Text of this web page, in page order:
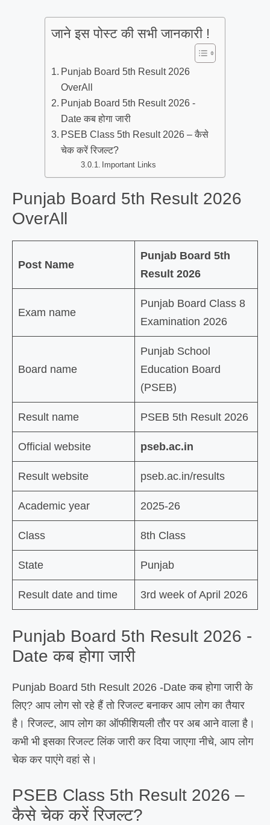
जाने इस पोस्ट की सभी जानकारी !
Punjab Board 5th Result 2026
OverAll
Punjab Board 5th Result 2026 -
Date कब होगा जारी
PSEB Class 5th Result 2026 – कैसे
चेक करें रिजल्ट?
Important Links
Punjab Board 5th Result 2026
OverAll
Post Name
Punjab Board 5th
Result 2026
Exam name
Punjab Board Class 8
Examination 2026
Board name
Punjab School
Education Board
(PSEB)
Result name PSEB 5th Result 2026
Official website pseb.ac.in
Result website pseb.ac.in/results
Academic year 2025-26
Class 8th Class
State Punjab
Result date and time 3rd week of April 2026
Punjab Board 5th Result 2026 -
Date कब होगा जारी
Punjab Board 5th Result 2026 -Date कब होगा जारी के
लिए? आप लोग सो रहे हैं तो रिजल्ट बनाकर आप लोग का तैयार
है। रिजल्ट, आप लोग का ऑफीशियली तौर पर अब आने वाला है।
कभी भी इसका रिजल्ट लिंक जारी कर दिया जाएगा नीचे, आप लोग
चेक कर पाएंगे वहां से।
PSEB Class 5th Result 2026 –
कैसे चेक करें रिजल्ट?